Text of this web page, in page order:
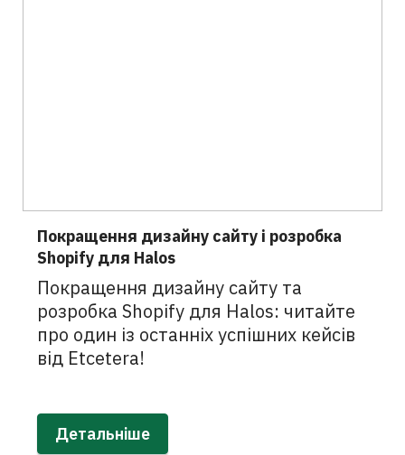
Покращення дизайну сайту і розробка
Shopify для Halos
Покращення дизайну сайту та
розробка Shopify для Halos: читайте
про один із останніх успішних кейсів
від Etcetera!
Детальніше